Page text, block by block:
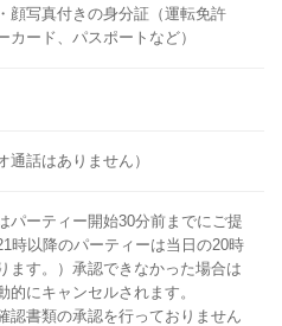
顔写真付きの身分証（運転免許
カード、パスポートなど）
通話はありません）
パーティー開始30分前までにご提
時以降のパーティーは当日の20時
ます。）承認できなかった場合は
的にキャンセルされます。
認書類の承認を行っておりません